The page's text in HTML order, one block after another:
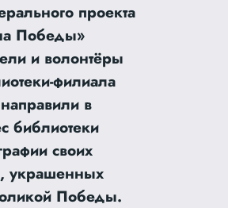
проекта
Победы»
и волонтёры
филиала
в
библиотеки
своих
украшенных
Победы.